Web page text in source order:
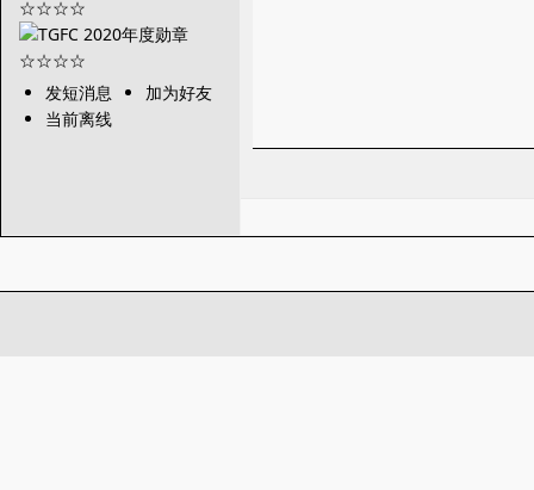
发短消息
加为好友
当前离线